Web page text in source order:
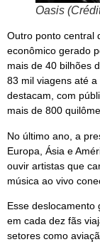
Oasis
Outro ponto central
econômico gerado
mais de 40 bilhões
83 mil viagens até
destacam, com
mais de 800
No último ano, a
Europa, Ásia e
ouvir artistas que
música ao vivo
Esse deslocamento
em cada dez fãs
setores como